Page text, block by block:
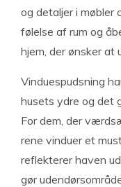
og detaljer i møbler
følelse af rum og
hjem, der ønsker at
Vinduespudsning
husets ydre og det
For dem, der
rene vinduer et
reflekterer haven
gør